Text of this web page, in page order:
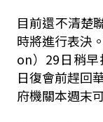
目前還不清楚
時將進行表決
on）29日稍
日復會前趕回
府機關本週末